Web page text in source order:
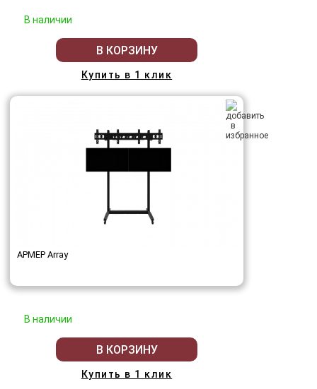
В наличии
В КОРЗИНУ
Купить в 1 клик
АРМЕР Array
В наличии
В КОРЗИНУ
Купить в 1 клик